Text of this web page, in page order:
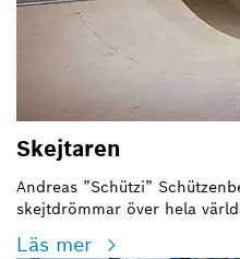
Skejtaren
Andreas ”Schützi”
skejtdrömmar över hela
Läs mer